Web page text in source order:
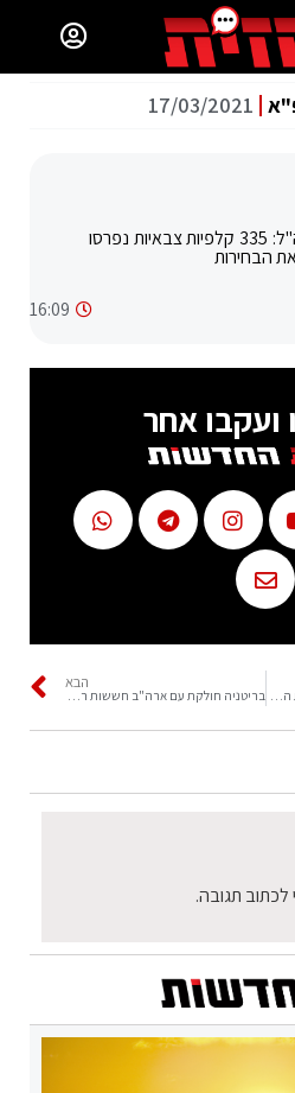
17/03/2021
הצבעה מוקדמת בצה"ל: 335 קלפיות צבאיות נפרסו
הבחירות
16:09
ועקבו אחר
הבא
לכתוב תגובה.